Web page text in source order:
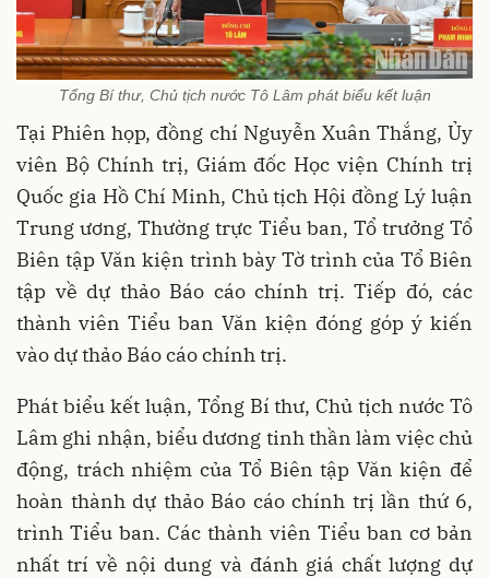
Tổng Bí thư, Chủ tịch nước Tô Lâm phát biểu kết luận
Tại Phiên họp, đồng chí Nguyễn Xuân Thắng, Ủy
viên Bộ Chính trị, Giám đốc Học viện Chính trị
Quốc gia Hồ Chí Minh, Chủ tịch Hội đồng Lý luận
Trung ương, Thường trực Tiểu ban, Tổ trưởng Tổ
Biên tập Văn kiện trình bày Tờ trình của Tổ Biên
tập về dự thảo Báo cáo chính trị. Tiếp đó, các
thành viên Tiểu ban Văn kiện đóng góp ý kiến
vào dự thảo Báo cáo chính trị.
Phát biểu kết luận, Tổng Bí thư, Chủ tịch nước Tô
Lâm ghi nhận, biểu dương tinh thần làm việc chủ
động, trách nhiệm của Tổ Biên tập Văn kiện để
hoàn thành dự thảo Báo cáo chính trị lần thứ 6,
trình Tiểu ban. Các thành viên Tiểu ban cơ bản
nhất trí về nội dung và đánh giá chất lượng dự